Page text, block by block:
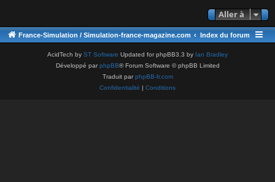
Aller à
France-Simulation / Simulation-france-magazine.com Index du forum
AcidTech by ST Software Updated for phpBB3.3 by Ian Bradley
Développé parphpBB® Forum Software © phpBB Limited
Traduit parphpBB-fr.com
Confidentialité | Conditions